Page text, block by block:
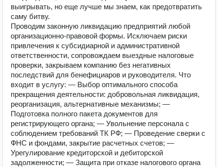
выигрывать, но еще лучше мы знаем, как предотвратить
саму битву.
Проводим законную ликвидацию предприятий любой
организационно-правовой формы. Исключаем риски
привлечения к субсидиарной и административной
ответственности, сопровождаем выездные налоговые
проверки, закрываем компанию без негативных
последствий для бенефициаров и руководителя. Что
входит в услугу: — Выбор оптимального способа
прекращения деятельности: добровольная ликвидация,
реорганизация, альтернативные механизмы; —
Подготовка полного пакета документов для
регистрирующего органа; — Увольнение персонала с
соблюдением требований ТК РФ; — Проведение сверки с
ФНС и фондами, закрытие расчетных счетов; —
Урегулирование кредиторской и дебиторской
задолженности; — Защита при отказе налогового органа